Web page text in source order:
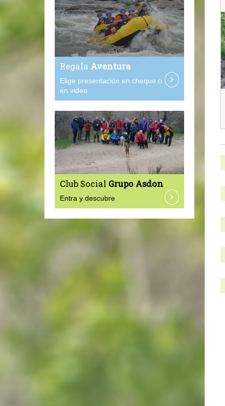
Regala Aventura
Elige presentación en cheque o
en video
Club Social Grupo Asdon
Entra y descubre